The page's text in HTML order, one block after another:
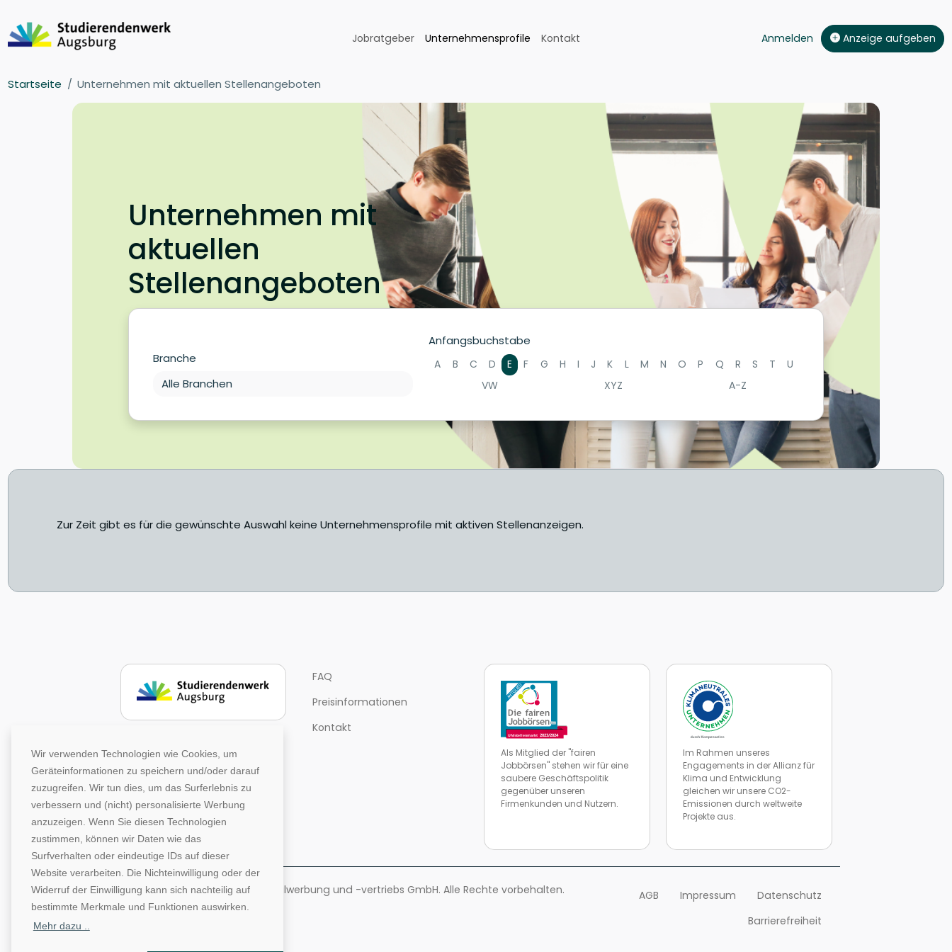
Wir verwenden Technologien wie Cookies, um
Geräteinformationen zu speichern und/oder darauf
zuzugreifen. Wir tun dies, um das Surferlebnis zu
verbessern und (nicht) personalisierte Werbung
anzuzeigen. Wenn Sie diesen Technologien
zustimmen, können wir Daten wie das
Surfverhalten oder eindeutige IDs auf dieser
Website verarbeiten. Die Nichteinwilligung oder der
Widerruf der Einwilligung kann sich nachteilig auf
bestimmte Merkmale und Funktionen auswirken.
Mehr dazu ..
Jobratgeber Unternehmensprofile Kontakt Anmelden Anzeige aufgeben
Startseite Unternehmen mit aktuellen Stellenangeboten
Unternehmen mit
aktuellen
Stellenangeboten
Branche
Anfangsbuchstabe
A B C D E F G H I J K L M N O P Q R S T
U
VW
XYZ A-Z
Zur Zeit gibt es für die gewünschte Auswahl keine Unternehmensprofile mit aktiven Stellenanzeigen.
FAQ
Preisinformationen
Kontakt
Als Mitglied der "fairen
Jobbörsen" stehen wir für eine
saubere Geschäftspolitik
gegenüber unseren
Firmenkunden und Nutzern.
Im Rahmen unseres
Engagements in der Allianz für
Klima und Entwicklung
gleichen wir unsere CO2-
Emissionen durch weltweite
Projekte aus.
©1996-2026 Deutsche Hochschulwerbung und -vertriebs GmbH. Alle Rechte vorbehalten. AGB Impressum
Datenschutz
Barrierefreiheit